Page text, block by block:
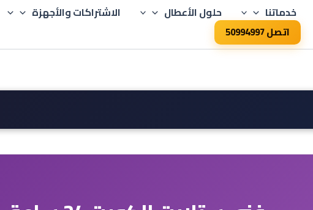
خدماتنا حلول الأعطال
الاشتراكات والأجهزة
اتصل 50994997